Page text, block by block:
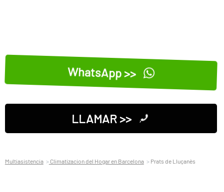
WhatsApp >>
LLAMAR >>
Multiasistencia Climatizacion del Hogar en Barcelona Prats de Lluçanès